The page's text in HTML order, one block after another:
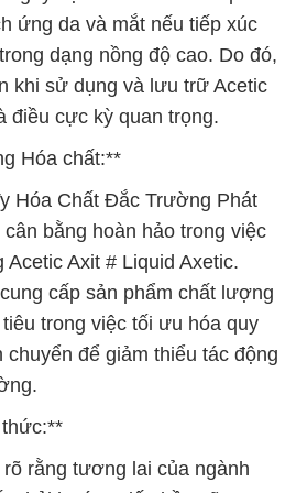
ứng da và mắt nếu tiếp xúc
dạng nồng độ cao. Do đó,
khi sử dụng và lưu trữ Acetic
điều cực kỳ quan trọng.
Hóa chất:**
Hóa Chất Đắc Trường Phát
bằng hoàn hảo trong việc
Axit # Liquid Axetic.
cấp sản phẩm chất lượng
trong việc tối ưu hóa quy
để giảm thiểu tác động
rằng tương lai của ngành